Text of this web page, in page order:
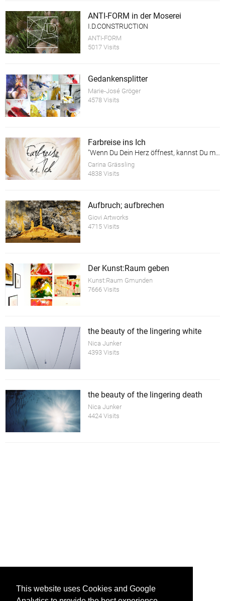
This website uses Cookies and Google
ANTI-FORM in der Moserei
I.D.CONSTRUCTION
ANTI-FORM
5017 Visits
Gedankensplitter
Marie-José Gröger
4578 Visits
Farbreise ins Ich
"Wenn Du Dein Herz öffnest, kannst Du mehr sehen als Deine Augen erfassen können!"
Carina Grässling
4838 Visits
Aufbruch; aufbrechen
Giovi Artworks
4715 Visits
Der Kunst:Raum geben
Kunst:Raum Gmunden
7666 Visits
the beauty of the lingering white
Nica Junker
4393 Visits
the beauty of the lingering death
Nica Junker
4424 Visits